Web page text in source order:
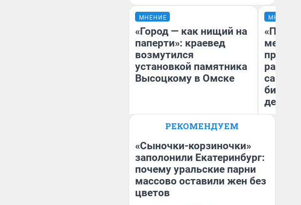
МНЕНИЕ
«Город — как нищий на
паперти»: краевед
возмутился
установкой памятника
Высоцкому в Омске
Игорь Коновалов
МНЕНИЕ
самом
РЕКОМЕНДУЕМ
«Сыночки-корзиночки»
заполонили Екатеринбург:
почему уральские парни
массово оставили жен без
цветов